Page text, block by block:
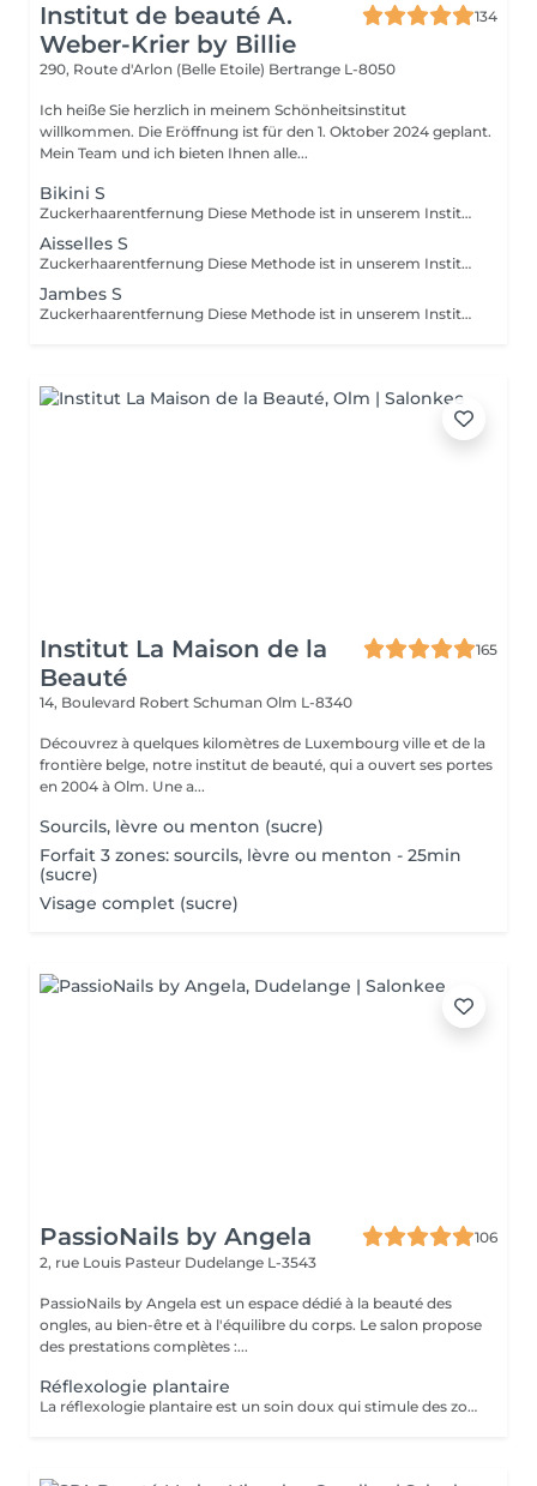
Institut de beauté A.
Weber-Krier by Billie
134
290, Route d'Arlon (Belle Etoile) Bertrange L-8050
Ich heiße Sie herzlich in meinem Schönheitsinstitut
willkommen. Die Eröffnung ist für den 1. Oktober 2024 geplant.
Mein Team und ich bieten Ihnen alle...
Bikini S
Zuckerhaarentfernung Diese Methode ist in unserem Institut sehr beliebt geworden. Die Zuckerpaste ist 100% natürlich. Sie basiert auf tausendjährigen Rezepten aus dem Nahen Osten und enthält ausschließlich Wasser und Zucker ohne chemische, aromatische oder färbende Substanzen. Die Paste ist hypoallergen und verursacht keine Hautreizungen. Sie gilt für alle Bereiche. Die Paste wird in das Follikel massiert, umhüllt die Haare, umgibt sie und schmiert sie. Die Extraktion erfolgt in natürlicher Haarwuchsrichtung. Es gibt keine gebrochenen Haare mehr im Follikel. Diese Technik verursacht keine Rötung oder Reizung der Haut. Ein nicht zu vernachlässigender Vorteil ist die Tatsache, dass Sie keine bestimmte Haarlänge haben müssen, da der Zucker anders als beim Wachs sehr kurze Haare effektiv entfernt. Wir empfehlen diese Methode auch Teenagern beim ersten Depilieren und bei Menschen, die eine vollständige Körperhaarentfernung wünschen, da sie viel weniger schmerzhaft ist als Wachsen.
Aisselles S
Zuckerhaarentfernung Diese Methode ist in unserem Institut sehr beliebt geworden. Die Zuckerpaste ist 100% natürlich. Sie basiert auf tausendjährigen Rezepten aus dem Nahen Osten und enthält ausschließlich Wasser und Zucker ohne chemische, aromatische oder färbende Substanzen. Die Paste ist hypoallergen und verursacht keine Hautreizungen. Sie gilt für alle Bereiche. Die Paste wird in das Follikel massiert, umhüllt die Haare, umgibt sie und schmiert sie. Die Extraktion erfolgt in natürlicher Haarwuchsrichtung. Es gibt keine gebrochenen Haare mehr im Follikel. Diese Technik verursacht keine Rötung oder Reizung der Haut. Ein nicht zu vernachlässigender Vorteil ist die Tatsache, dass Sie keine bestimmte Haarlänge haben müssen, da der Zucker anders als beim Wachs sehr kurze Haare effektiv entfernt. Wir empfehlen diese Methode auch Teenagern beim ersten Depilieren und bei Menschen, die eine vollständige Körperhaarentfernung wünschen, da sie viel weniger schmerzhaft ist als Wachsen.
Jambes S
Zuckerhaarentfernung Diese Methode ist in unserem Institut sehr beliebt geworden. Die Zuckerpaste ist 100% natürlich. Sie basiert auf tausendjährigen Rezepten aus dem Nahen Osten und enthält ausschließlich Wasser und Zucker ohne chemische, aromatische oder färbende Substanzen. Die Paste ist hypoallergen und verursacht keine Hautreizungen. Sie gilt für alle Bereiche. Die Paste wird in das Follikel massiert, umhüllt die Haare, umgibt sie und schmiert sie. Die Extraktion erfolgt in natürlicher Haarwuchsrichtung. Es gibt keine gebrochenen Haare mehr im Follikel. Diese Technik verursacht keine Rötung oder Reizung der Haut. Ein nicht zu vernachlässigender Vorteil ist die Tatsache, dass Sie keine bestimmte Haarlänge haben müssen, da der Zucker anders als beim Wachs sehr kurze Haare effektiv entfernt. Wir empfehlen diese Methode auch Teenagern beim ersten Depilieren und bei Menschen, die eine vollständige Körperhaarentfernung wünschen, da sie viel weniger schmerzhaft ist als Wachsen.
Institut La Maison de la
Beauté
165
14, Boulevard Robert Schuman Olm L-8340
Découvrez à quelques kilomètres de Luxembourg ville et de la
frontière belge, notre institut de beauté, qui a ouvert ses portes
en 2004 à Olm. Une a...
Sourcils, lèvre ou menton (sucre)
Forfait 3 zones: sourcils, lèvre ou menton - 25min
(sucre)
Visage complet (sucre)
PassioNails by Angela
106
2, rue Louis Pasteur Dudelange L-3543
PassioNails by Angela est un espace dédié à la beauté des
ongles, au bien-être et à l'équilibre du corps. Le salon propose
des prestations complètes :...
Réflexologie plantaire
La réflexologie plantaire est un soin doux qui stimule des zones précises du pied pour rééquilibrer le corps, apaiser le stress et libérer les tensions. Grâce à des pressions ciblées, elle favorise la détente profonde, améliore le sommeil, la circulation et le bien-être général. Un moment de relaxation totale, où le corps retrouve naturellement son harmonie